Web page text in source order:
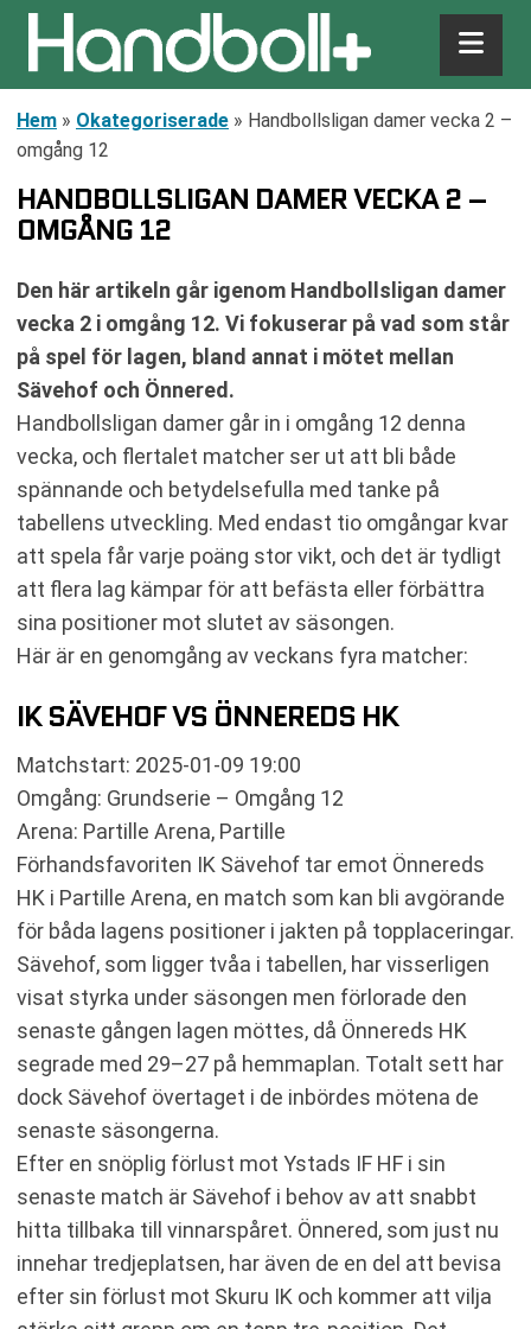
Hem » Okategoriserade » Handbollsligan damer vecka 2 –
omgång 12
HANDBOLLSLIGAN DAMER VECKA 2 –
OMGÅNG 12
Den här artikeln går igenom Handbollsligan damer
vecka 2 i omgång 12. Vi fokuserar på vad som står
på spel för lagen, bland annat i mötet mellan
Sävehof och Önnered.
Handbollsligan damer går in i omgång 12 denna
vecka, och flertalet matcher ser ut att bli både
spännande och betydelsefulla med tanke på
tabellens utveckling. Med endast tio omgångar kvar
att spela får varje poäng stor vikt, och det är tydligt
att flera lag kämpar för att befästa eller förbättra
sina positioner mot slutet av säsongen.
Här är en genomgång av veckans fyra matcher:
IK SÄVEHOF VS ÖNNEREDS HK
Matchstart: 2025-01-09 19:00
Omgång: Grundserie – Omgång 12
Arena: Partille Arena, Partille
Förhandsfavoriten IK Sävehof tar emot Önnereds
HK i Partille Arena, en match som kan bli avgörande
för båda lagens positioner i jakten på topplaceringar.
Sävehof, som ligger tvåa i tabellen, har visserligen
visat styrka under säsongen men förlorade den
senaste gången lagen möttes, då Önnereds HK
segrade med 29–27 på hemmaplan. Totalt sett har
dock Sävehof övertaget i de inbördes mötena de
senaste säsongerna.
Efter en snöplig förlust mot Ystads IF HF i sin
senaste match är Sävehof i behov av att snabbt
hitta tillbaka till vinnarspåret. Önnered, som just nu
innehar tredjeplatsen, har även de en del att bevisa
efter sin förlust mot Skuru IK och kommer att vilja